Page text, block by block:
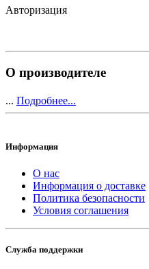
Авторизация
О производителе
... Подробнее...
Информация
О нас
Информация о доставке
Политика безопасности
Условия соглашения
Служба поддержки